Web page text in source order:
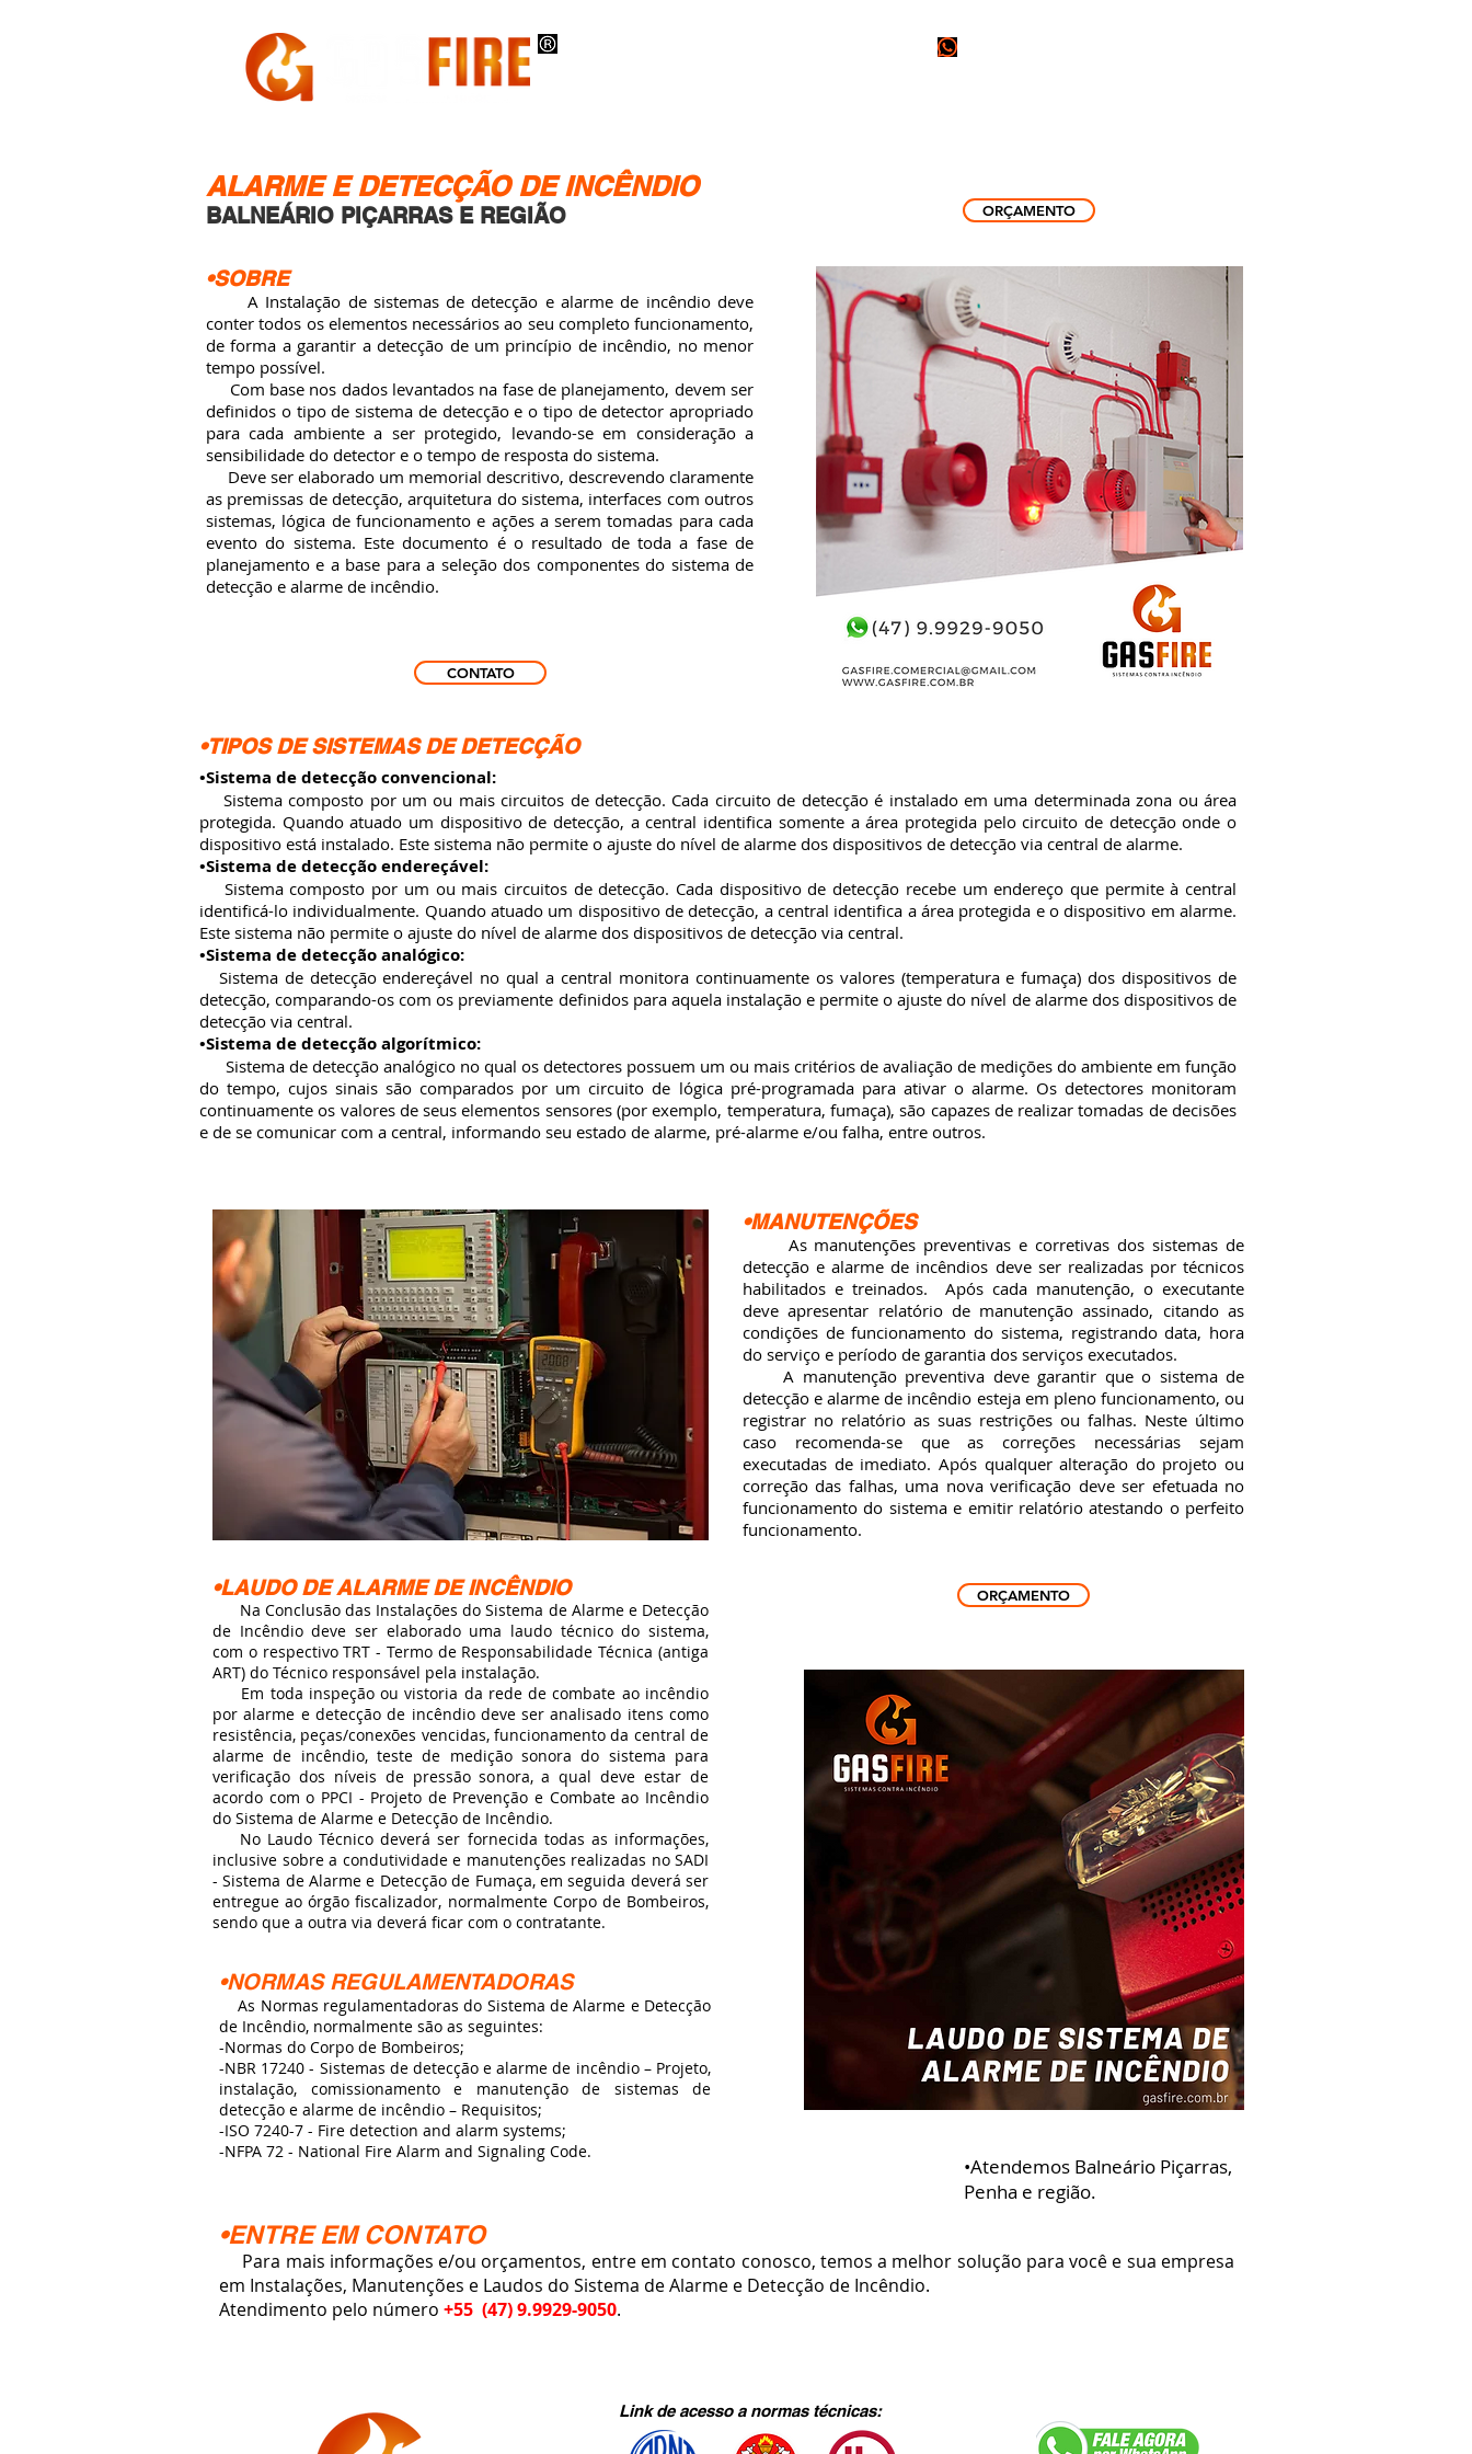
ALARME E DETECÇÃO DE INCÊNDIO
BALNEÁRIO PIÇARRAS E REGIÃO
•SOBRE
A Instalação de sistemas de detecção e alarme de incêndio deve
conter todos os elementos necessários ao seu completo funcionamento,
de forma a garantir a detecção de um princípio de incêndio, no menor
tempo possível.
Com base nos dados levantados na fase de planejamento, devem ser
definidos o tipo de sistema de detecção e o tipo de detector apropriado
para cada ambiente a ser protegido, levando-se em consideração a
sensibilidade do detector e o tempo de resposta do sistema.
Deve ser elaborado um memorial descritivo, descrevendo claramente
as premissas de detecção, arquitetura do sistema, interfaces com outros
sistemas, lógica de funcionamento e ações a serem tomadas para cada
evento do sistema. Este documento é o resultado de toda a fase de
planejamento e a base para a seleção dos componentes do sistema de
detecção e alarme de incêndio.
•TIPOS DE SISTEMAS DE DETECÇÃO
•Sistema de detecção convencional:
Sistema composto por um ou mais circuitos de detecção. Cada circuito de detecção é instalado em uma determinada zona ou área
protegida. Quando atuado um dispositivo de detecção, a central identifica somente a área protegida pelo circuito de detecção onde o
dispositivo está instalado. Este sistema não permite o ajuste do nível de alarme dos dispositivos de detecção via central de alarme.
•Sistema de detecção endereçável:
Sistema composto por um ou mais circuitos de detecção. Cada dispositivo de detecção recebe um endereço que permite à central
identificá-lo individualmente. Quando atuado um dispositivo de detecção, a central identifica a área protegida e o dispositivo em alarme.
Este sistema não permite o ajuste do nível de alarme dos dispositivos de detecção via central.
•Sistema de detecção analógico:
Sistema de detecção endereçável no qual a central monitora continuamente os valores (temperatura e fumaça) dos dispositivos de
detecção, comparando-os com os previamente definidos para aquela instalação e permite o ajuste do nível de alarme dos dispositivos de
detecção via central.
•Sistema de detecção algorítmico:
Sistema de detecção analógico no qual os detectores possuem um ou mais critérios de avaliação de medições do ambiente em função
do tempo, cujos sinais são comparados por um circuito de lógica pré-programada para ativar o alarme. Os detectores monitoram
continuamente os valores de seus elementos sensores (por exemplo, temperatura, fumaça), são capazes de realizar tomadas de decisões
e de se comunicar com a central, informando seu estado de alarme, pré-alarme e/ou falha, entre outros.
CONTATO
ORÇAMENTO
•MANUTENÇÕES
As manutenções preventivas e corretivas dos sistemas de
detecção e alarme de incêndios deve ser realizadas por técnicos
habilitados e treinados. Após cada manutenção, o executante
deve apresentar relatório de manutenção assinado, citando as
condições de funcionamento do sistema, registrando data, hora
do serviço e período de garantia dos serviços executados.
A manutenção preventiva deve garantir que o sistema de
detecção e alarme de incêndio esteja em pleno funcionamento, ou
registrar no relatório as suas restrições ou falhas. Neste último
caso recomenda-se que as correções necessárias sejam
executadas de imediato. Após qualquer alteração do projeto ou
correção das falhas, uma nova verificação deve ser efetuada no
funcionamento do sistema e emitir relatório atestando o perfeito
funcionamento.
•LAUDO DE ALARME DE INCÊNDIO
•NORMAS REGULAMENTADORAS
As Normas regulamentadoras do Sistema de Alarme e Detecção
de Incêndio, normalmente são as seguintes:
-Normas do Corpo de Bombeiros;
-NBR 17240 - Sistemas de detecção e alarme de incêndio – Projeto,
instalação, comissionamento e manutenção de sistemas de
detecção e alarme de incêndio – Requisitos;
-ISO 7240-7 - Fire detection and alarm systems;
-NFPA 72 - National Fire Alarm and Signaling Code.
•ENTRE EM CONTATO
Para mais informações e/ou orçamentos, entre em contato conosco, temos a melhor solução para você e sua empresa
em Instalações, Manutenções e Laudos do Sistema de Alarme e Detecção de Incêndio.
Atendimento pelo número +55 (47) 9.9929-9050.
Na Conclusão das Instalações do Sistema de Alarme e Detecção
de Incêndio deve ser elaborado uma laudo técnico do sistema,
com o respectivo TRT - Termo de Responsabilidade Técnica (antiga
ART) do Técnico responsável pela instalação.
Em toda inspeção ou vistoria da rede de combate ao incêndio
por alarme e detecção de incêndio deve ser analisado itens como
resistência, peças/conexões vencidas, funcionamento da central de
alarme de incêndio, teste de medição sonora do sistema para
verificação dos níveis de pressão sonora, a qual deve estar de
acordo com o PPCI - Projeto de Prevenção e Combate ao Incêndio
do Sistema de Alarme e Detecção de Incêndio.
No Laudo Técnico deverá ser fornecida todas as informações,
inclusive sobre a condutividade e manutenções realizadas no SADI
- Sistema de Alarme e Detecção de Fumaça, em seguida deverá ser
entregue ao órgão fiscalizador, normalmente Corpo de Bombeiros,
sendo que a outra via deverá ficar com o contratante.
ORÇAMENTO
•Atendemos Balneário Piçarras,
Penha e região.
Link de acesso a normas técnicas: